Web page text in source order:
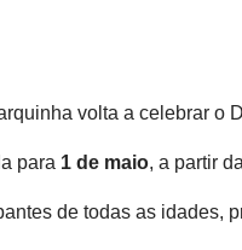
volta a celebrar o
para 1 de maio, a partir
de todas as idades,